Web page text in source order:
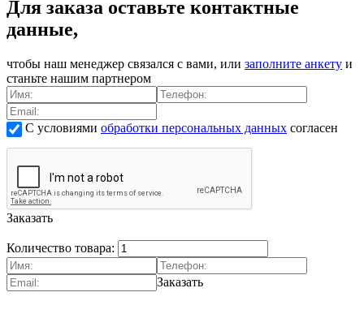
Для заказа оставьте контактные
данные,
чтобы наш менеджер связался с вами, или заполните анкету и
станьте нашим партнером
С условиями обработки персональных данных согласен
Заказать
Количество товара:
Заказать